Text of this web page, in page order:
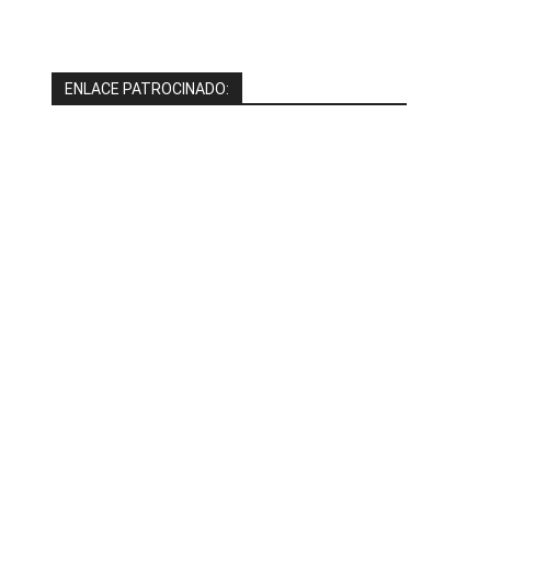
ENLACE PATROCINADO: